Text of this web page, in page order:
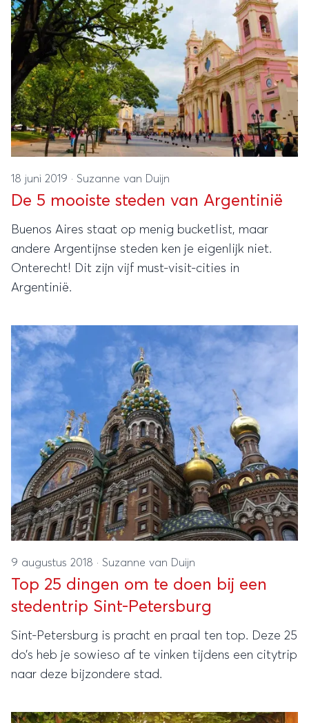
18 juni 2019 · Suzanne van Duijn
De 5 mooiste steden van Argentinië
Buenos Aires staat op menig bucketlist, maar
andere Argentijnse steden ken je eigenlijk niet.
Onterecht! Dit zijn vijf must-visit-cities in
Argentinië.
9 augustus 2018 · Suzanne van Duijn
Top 25 dingen om te doen bij een
stedentrip Sint-Petersburg
Sint-Petersburg is pracht en praal ten top. Deze 25
do’s heb je sowieso af te vinken tijdens een citytrip
naar deze bijzondere stad.